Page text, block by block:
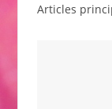
Articles